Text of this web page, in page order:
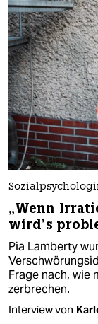
„Wenn
wird’s
Pia Lamberty
Frage nach, wie
zerbrechen.
Interview von